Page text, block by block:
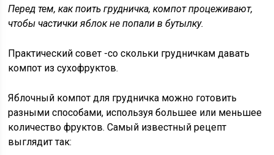
Перед тем, как поить грудничка, компот процеживают,
чтобы частички яблок не попали в бутылку.
Практический совет -со скольки грудничкам давать
компот из сухофруктов.
Яблочный компот для грудничка можно готовить
разными способами, используя большее или меньшее
количество фруктов. Самый известный рецепт
выглядит так: